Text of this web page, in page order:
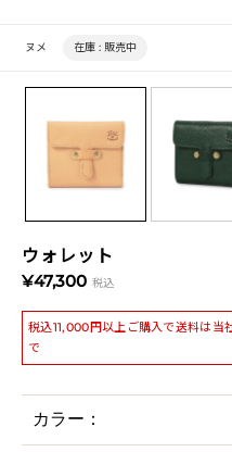
ウォレット
¥47,300 税込
税込11,000円以上ご購入で送料は
で
ヌメ 在庫 : 販売中
カラー：